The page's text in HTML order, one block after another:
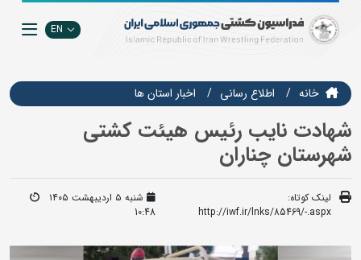
EN
خانه اطلاع رسانی اخبار استان ها
شهادت نایب رئیس هیئت کشتی
شهرستان چناران
لینک کوتاه:
http://iwf.ir/lnks/85469/-.aspx
شنبه ۵ اردیبهشت ۱۴۰۵
10:48